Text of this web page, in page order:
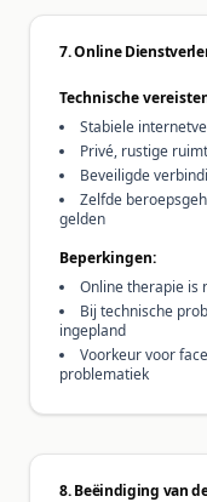
7. Online
Technische
Stabiele
Privé, rustige
Beveiligde
Zelfde
gelden
Beperkingen:
Online therapie is
Bij technische
ingepland
Voorkeur voor
problematiek
8. Beëindiging van